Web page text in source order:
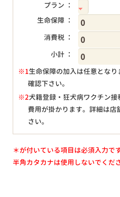
プラン ：
生命保障 ：
消費税 ：
小計 ：
※1生命保障の加入は任意となり
確認下さい。
※2犬籍登録・狂犬病ワクチン
費用が掛かります。詳細は店
さい。
＊が付いている項目は必須入力です
半角カタカナは使用しないでくださ